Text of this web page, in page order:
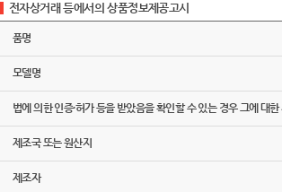
전자상거래 등에서의 상품정보제공고시
품명
모델명
법에 의한 인증·허가 등을 받았음을 확인할 수 있는 경우 그에 대한
제조국 또는 원산지
제조자